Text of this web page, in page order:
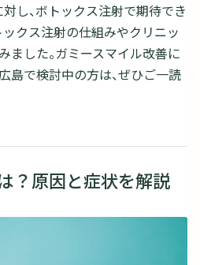
し、ボトックス注射で期待でき
ックス注射の仕組みやクリニッ
ました。ガミースマイル改善に
島で検討中の方は、ぜひご一読
？原因と症状を解説